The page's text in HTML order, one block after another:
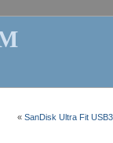
«SanDisk Ultra Fit